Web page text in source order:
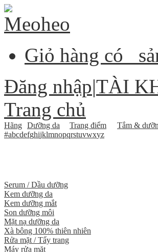
Giỏ hàng có
Đăng nhập|TÀI
Trang chủ
Hãng Dưỡng da Trang điểm Tắm &
#abcdefghijklmnopqrstuvwxyz
Serum / Dầu dưỡng
Kem dưỡng da
Kem dưỡng mắt
Son dưỡng môi
Mặt nạ dưỡng da
Xà bông 100% thiên nhiên
Rửa mặt / Tẩy trang
Máy rửa mặt